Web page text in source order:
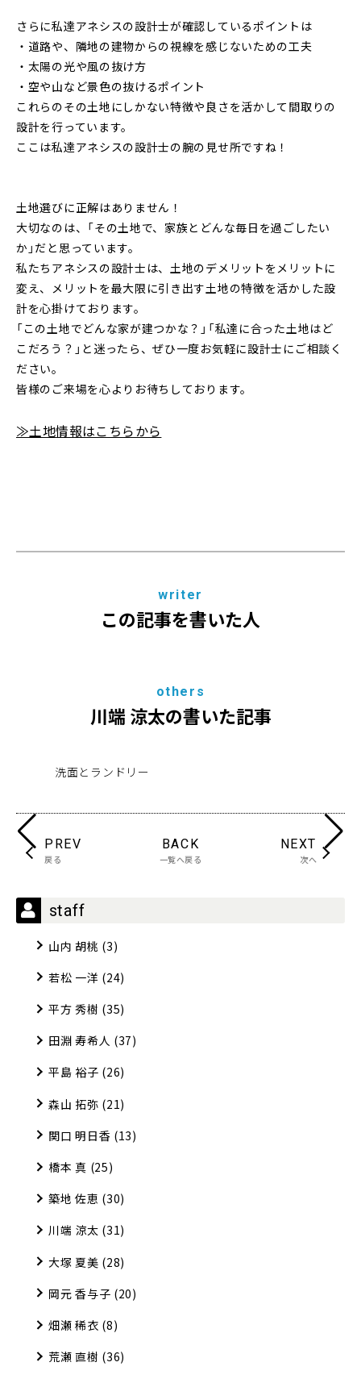
さらに私達アネシスの設計士が確認しているポイントは
・道路や、隣地の建物からの視線を感じないための工夫
・太陽の光や風の抜け方
・空や山など景色の抜けるポイント
これらのその土地にしかない特徴や良さを活かして間取りの
設計を行っています。
ここは私達アネシスの設計士の腕の見せ所ですね！
土地選びに正解はありません！
大切なのは、「その土地で、家族とどんな毎日を過ごしたい
か」だと思っています。
私たちアネシスの設計士は、土地のデメリットをメリットに
変え、メリットを最大限に引き出す土地の特徴を活かした設
計を心掛けております。
「この土地でどんな家が建つかな？」「私達に合った土地はど
こだろう？」と迷ったら、ぜひ一度お気軽に設計士にご相談く
ださい。
皆様のご来場を心よりお待ちしております。
≫土地情報はこちらから
writer
この記事を書いた人
others
川端 涼太の書いた記事
洗面とランドリー
PREV
戻る
BACK
一覧へ戻る
NEXT
次へ
staff
山内 胡桃 (3)
若松 一洋 (24)
平方 秀樹 (35)
田淵 寿希人 (37)
平島 裕子 (26)
森山 拓弥 (21)
関口 明日香 (13)
橋本 真 (25)
築地 佐恵 (30)
川端 涼太 (31)
大塚 夏美 (28)
岡元 香与子 (20)
畑瀬 稀衣 (8)
荒瀬 直樹 (36)